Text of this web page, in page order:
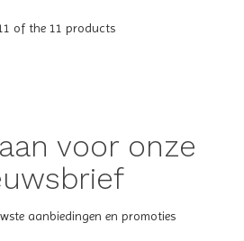
of the 11 products
voor onze
aanbiedingen en promoties